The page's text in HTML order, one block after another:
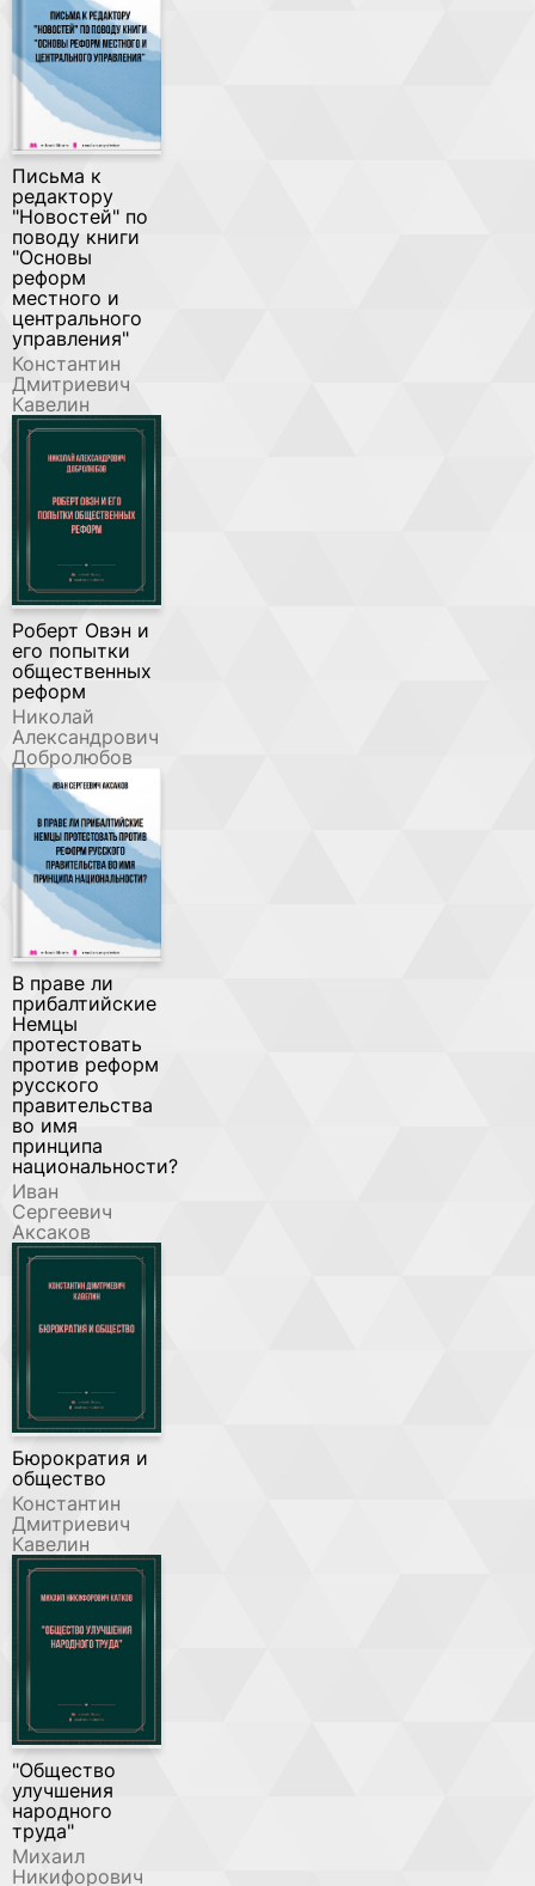
Письма к
редактору
"Новостей" по
поводу книги
"Основы
реформ
местного и
центрального
управления"
Константин
Дмитриевич
Кавелин
Роберт Овэн и
его попытки
общественных
реформ
Николай
Александрович
Добролюбов
В праве ли
прибалтийские
Немцы
протестовать
против реформ
русского
правительства
во имя
принципа
национальности?
Иван
Сергеевич
Аксаков
Бюрократия и
общество
Константин
Дмитриевич
Кавелин
"Общество
улучшения
народного
труда"
Михаил
Никифорович